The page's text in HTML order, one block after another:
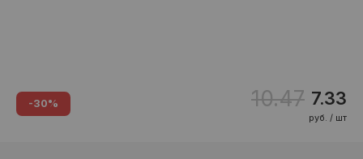
-30% 10.47 7.33
руб. / шт